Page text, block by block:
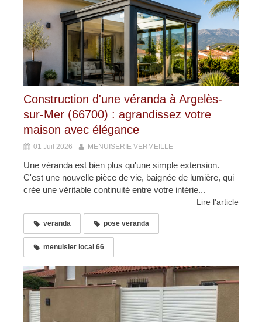
Construction d'une véranda à Argelès-
sur-Mer (66700) : agrandissez votre
maison avec élégance
01 Juil 2026 MENUISERIE VERMEILLE
Une véranda est bien plus qu'une simple extension.
C'est une nouvelle pièce de vie, baignée de lumière, qui
crée une véritable continuité entre votre intérie...
Lire l'article
veranda pose veranda
menuisier local 66